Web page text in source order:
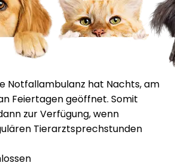
Notfallambulanz hat Nachts, am
Feiertagen geöffnet. Somit
zur Verfügung, wenn
Tierarztsprechstunden